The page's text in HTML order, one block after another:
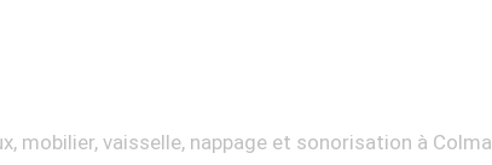
mobilier, vaisselle, nappage et sonorisation à